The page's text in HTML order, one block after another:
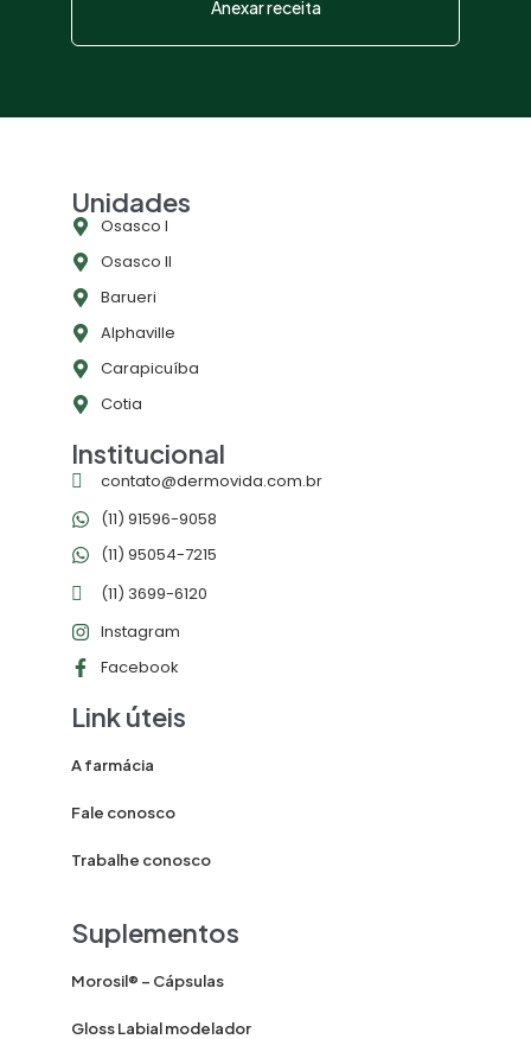
Anexar receita
Unidades
Osasco l
Osasco ll
Barueri
Alphaville
Carapicuíba
Cotia
Institucional
contato@dermovida.com.br
(11) 91596-9058
(11) 95054-7215
(11) 3699-6120
Instagram
Facebook
Link úteis
A farmácia
Fale conosco
Trabalhe conosco
Suplementos
Morosil® – Cápsulas
Gloss Labial modelador